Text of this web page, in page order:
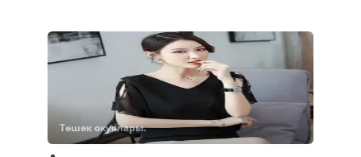
Төшөк окуялары.